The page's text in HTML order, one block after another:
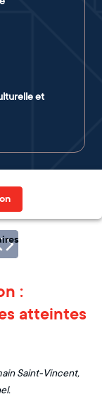
et
:
atteintes
Saint-Vincent,